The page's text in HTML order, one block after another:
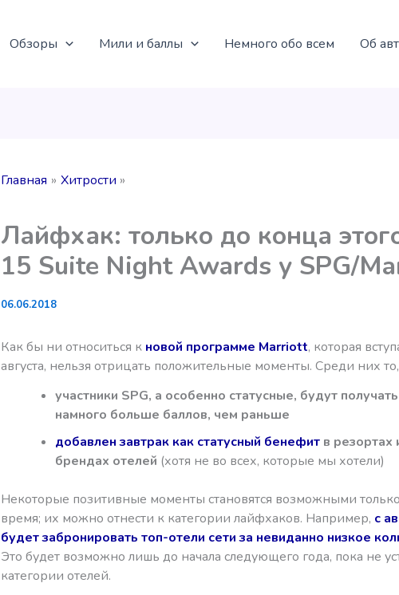
Обзоры Мили и баллы Немного обо всем Об
Главная Хитрости
Лайфхак: только до конца
15 Suite Night Awards у SPG/
06.06.2018
Как бы ни относиться к новой программе Marriott, которая
августа, нельзя отрицать положительные моменты. Среди них
участники SPG, а особенно статусные, будут
намного больше баллов, чем раньше
добавлен завтрак как статусный бенефит в резортах
брендах отелей (хотя не во всех, которые мы хотели)
Некоторые позитивные моменты становятся возможными
время; их можно отнести к категории лайфхаков. Например, с
будет забронировать топ-отели сети за невиданно низкое
Это будет возможно лишь до начала следующего года, пока не
категории отелей.